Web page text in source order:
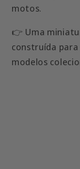
motos.
👉 Uma
construída
modelos